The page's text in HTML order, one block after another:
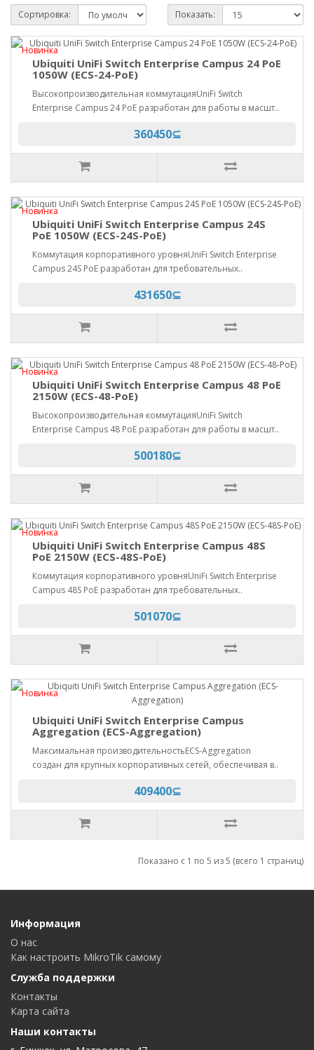
Сортировка: Показать:
Новинка
Ubiquiti UniFi Switch Enterprise Campus 24 PoE
1050W (ECS-24-PoE)
Высокопроизводительная коммутацияUniFi Switch
Enterprise Campus 24 PoE разработан для работы в масшт..
360450⊆
Новинка
Ubiquiti UniFi Switch Enterprise Campus 24S
PoE 1050W (ECS-24S-PoE)
Коммутация корпоративного уровняUniFi Switch Enterprise
Campus 24S PoE разработан для требовательных..
431650⊆
Новинка
Ubiquiti UniFi Switch Enterprise Campus 48 PoE
2150W (ECS-48-PoE)
Высокопроизводительная коммутацияUniFi Switch
Enterprise Campus 48 PoE разработан для работы в масшт..
500180⊆
Новинка
Ubiquiti UniFi Switch Enterprise Campus 48S
PoE 2150W (ECS-48S-PoE)
Коммутация корпоративного уровняUniFi Switch Enterprise
Campus 48S PoE разработан для требовательных..
501070⊆
Новинка
Ubiquiti UniFi Switch Enterprise Campus
Aggregation (ECS-Aggregation)
Максимальная производительностьECS-Aggregation
создан для крупных корпоративных сетей, обеспечивая в..
409400⊆
Показано с 1 по 5 из 5 (всего 1 страниц)
Информация
О нас
Как настроить MikroTik самому
Служба поддержки
Контакты
Карта сайта
Наши контакты